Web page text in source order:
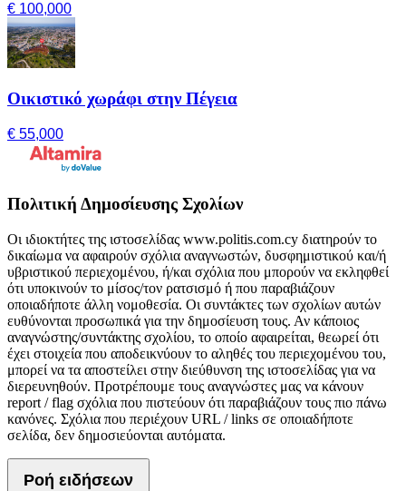
€ 100,000
Οικιστικό χωράφι στην Πέγεια
€ 55,000
Πολιτική Δημοσίευσης Σχολίων
Οι ιδιοκτήτες της ιστοσελίδας www.politis.com.cy διατηρούν το
δικαίωμα να αφαιρούν σχόλια αναγνωστών, δυσφημιστικού και/ή
υβριστικού περιεχομένου, ή/και σχόλια που μπορούν να εκληφθεί
ότι υποκινούν το μίσος/τον ρατσισμό ή που παραβιάζουν
οποιαδήποτε άλλη νομοθεσία. Οι συντάκτες των σχολίων αυτών
ευθύνονται προσωπικά για την δημοσίευση τους. Αν κάποιος
αναγνώστης/συντάκτης σχολίου, το οποίο αφαιρείται, θεωρεί ότι
έχει στοιχεία που αποδεικνύουν το αληθές του περιεχομένου του,
μπορεί να τα αποστείλει στην διεύθυνση της ιστοσελίδας για να
διερευνηθούν. Προτρέπουμε τους αναγνώστες μας να κάνουν
report / flag σχόλια που πιστεύουν ότι παραβιάζουν τους πιο πάνω
κανόνες. Σχόλια που περιέχουν URL / links σε οποιαδήποτε
σελίδα, δεν δημοσιεύονται αυτόματα.
Ροή ειδήσεων